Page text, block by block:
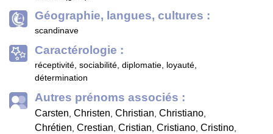
Géographie, langues, cultures :
scandinave
Caractérologie :
réceptivité, sociabilité, diplomatie, loyauté,
détermination
Autres prénoms associés :
Carsten, Christen, Christian, Christiano,
Chrétien, Crestian, Cristian, Cristiano, Cristino,